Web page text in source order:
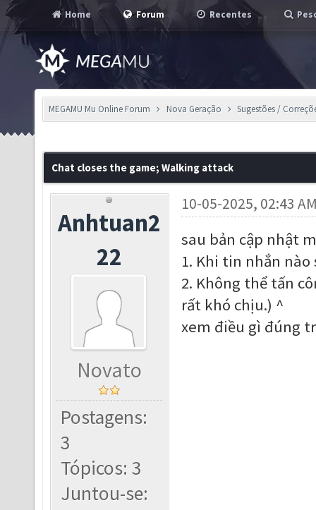
Home Forum Recentes
MEGAMU Mu Online Forum Nova Geração Sugestões /
Chat closes the game; Walking attack
Anhtuan2
22
Novato
Postagens:
3
Tópicos: 3
Juntou-se:
10-05-2025, 02:43
sau bản cập nhật
1. Khi tin nhắn
2. Không thể tấn
rất khó chịu.) ^
xem điều gì đúng